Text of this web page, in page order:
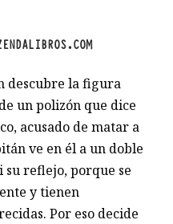
descubre la figura
un polizón que dice
acusado de matar a
ve en él a un doble
su reflejo, porque se
y tienen
Por eso decide